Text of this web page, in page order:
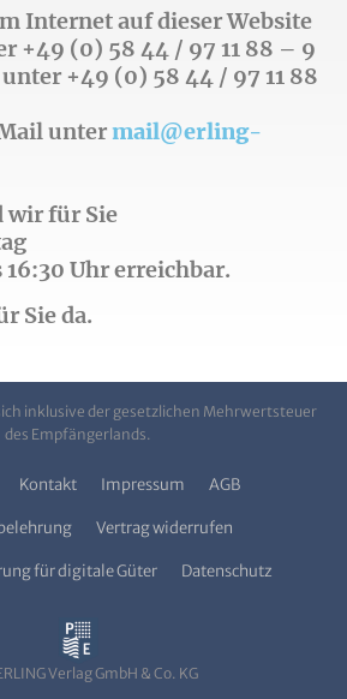
Internet auf dieser Website
+49 (0) 58 44 / 97 11 88 – 9
+49 (0) 58 44 / 97 11 88
untermail@erling-
wir für Sie
Uhr erreichbar.
Sie da.
inklusive der gesetzlichen Mehrwertsteuer
des Empfängerlands.
Kontakt Impressum AGB
Vertrag widerrufen
für digitale Güter Datenschutz
Verlag GmbH & Co. KG